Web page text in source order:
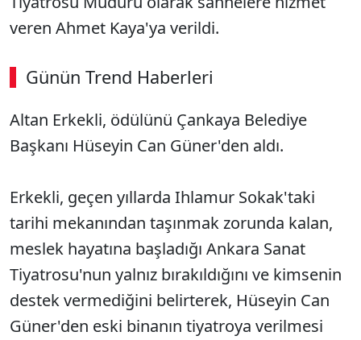
veren Ahmet Kaya'ya verildi.
Günün Trend Haberleri
00:02 / 09:15
Sesi Aç
Altan Erkekli, ödülünü Çankaya Belediye
Başkanı Hüseyin Can Güner'den aldı.
Erkekli, geçen yıllarda Ihlamur Sokak'taki
tarihi mekanından taşınmak zorunda kalan,
meslek hayatına başladığı Ankara Sanat
Tiyatrosu'nun yalnız bırakıldığını ve kimsenin
destek vermediğini belirterek, Hüseyin Can
Güner'den eski binanın tiyatroya verilmesi